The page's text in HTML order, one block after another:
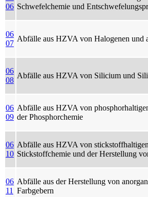
06 Schwefelchemie und
06
07
Abfälle aus HZVA von Halogenen und
06
08
Abfälle aus HZVA von Silicium und
06
09
Abfälle aus HZVA von
der Phosphorchemie
06
10
Abfälle aus HZVA von
Stickstoffchemie und der Herstellung
06
11
Abfälle aus der Herstellung von
Farbgebern